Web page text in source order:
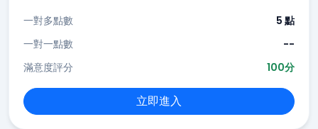
一對多點數
5 點
一對一點數
--
滿意度評分
100分
立即進入